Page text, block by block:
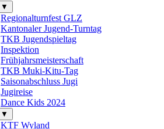
▼
Regionalturnfest GLZ
Kantonaler Jugend-Turntag
TKB Jugendspieltag
Inspektion
Frühjahrsmeisterschaft
TKB Muki-Kitu-Tag
Saisonabschluss Jugi
Jugireise
Dance Kids 2024
▼
KTF Wyland